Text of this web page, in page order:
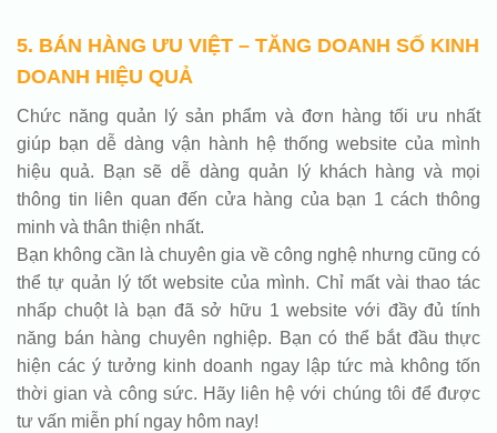
5. BÁN HÀNG ƯU VIỆT – TĂNG DOANH SỐ KINH
DOANH HIỆU QUẢ
Chức năng quản lý sản phẩm và đơn hàng tối ưu nhất
giúp bạn dễ dàng vận hành hệ thống website của mình
hiệu quả. Bạn sẽ dễ dàng quản lý khách hàng và mọi
thông tin liên quan đến cửa hàng của bạn 1 cách thông
minh và thân thiện nhất.
Bạn không cần là chuyên gia về công nghệ nhưng cũng có
thể tự quản lý tốt website của mình. Chỉ mất vài thao tác
nhấp chuột là bạn đã sở hữu 1 website với đầy đủ tính
năng bán hàng chuyên nghiệp. Bạn có thể bắt đầu thực
hiện các ý tưởng kinh doanh ngay lập tức mà không tốn
thời gian và công sức. Hãy liên hệ với chúng tôi để được
tư vấn miễn phí ngay hôm nay!